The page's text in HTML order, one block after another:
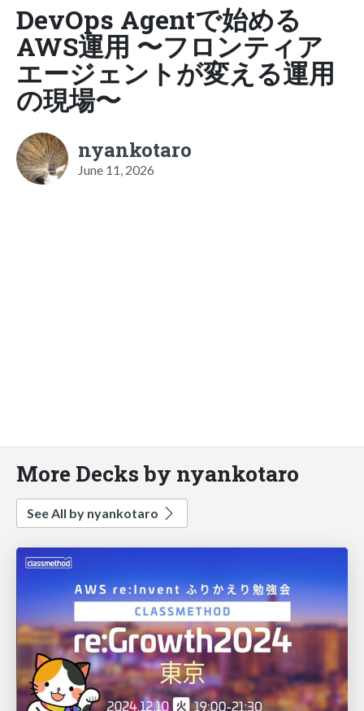
DevOps Agentで始める
AWS運用 〜フロンティア
エージェントが変える運用
の現場〜
nyankotaro
June 11, 2026
More Decks by nyankotaro
See All by nyankotaro